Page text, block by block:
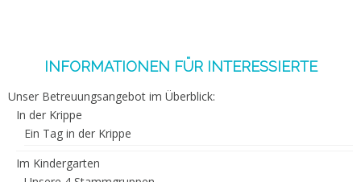
INFORMATIONEN FÜR INTERESSIERTE
Unser Betreuungsangebot im Überblick:
In der Krippe
Ein Tag in der Krippe
Im Kindergarten